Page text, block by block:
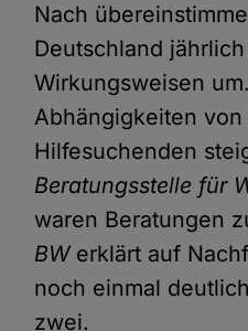
Nach
Deutschland
Wirkungsweisen
Abhängigkeiten
Hilfesuchenden
Beratungsstelle für
waren Beratungen
BW erklärt auf
noch einmal
zwei.